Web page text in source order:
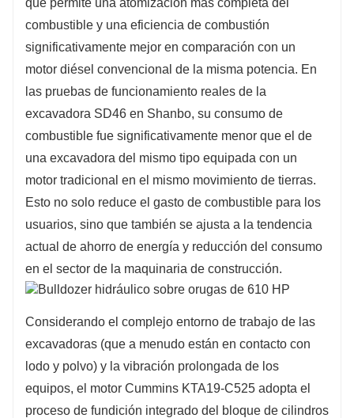
combustible y una eficiencia de combustión
significativamente mejor en comparación con un
motor diésel convencional de la misma potencia. En
las pruebas de funcionamiento reales de la
excavadora SD46 en Shanbo, su consumo de
combustible fue significativamente menor que el de
una excavadora del mismo tipo equipada con un
motor tradicional en el mismo movimiento de tierras.
Esto no solo reduce el gasto de combustible para los
usuarios, sino que también se ajusta a la tendencia
actual de ahorro de energía y reducción del consumo
en el sector de la maquinaria de construcción.
Considerando el complejo entorno de trabajo de las
excavadoras (que a menudo están en contacto con
lodo y polvo) y la vibración prolongada de los
equipos, el motor Cummins KTA19-C525 adopta el
proceso de fundición integrado del bloque de cilindros